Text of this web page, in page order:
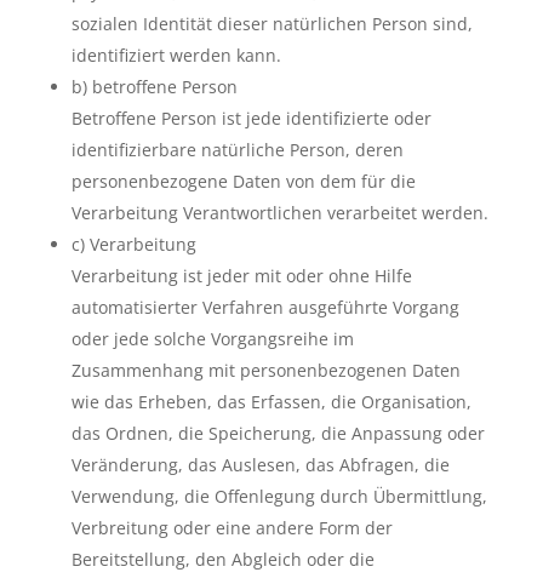
sozialen Identität dieser natürlichen Person sind,
identifiziert werden kann.
b) betroffene Person
Betroffene Person ist jede identifizierte oder
identifizierbare natürliche Person, deren
personenbezogene Daten von dem für die
Verarbeitung Verantwortlichen verarbeitet werden.
c) Verarbeitung
Verarbeitung ist jeder mit oder ohne Hilfe
automatisierter Verfahren ausgeführte Vorgang
oder jede solche Vorgangsreihe im
Zusammenhang mit personenbezogenen Daten
wie das Erheben, das Erfassen, die Organisation,
das Ordnen, die Speicherung, die Anpassung oder
Veränderung, das Auslesen, das Abfragen, die
Verwendung, die Offenlegung durch Übermittlung,
Verbreitung oder eine andere Form der
Bereitstellung, den Abgleich oder die